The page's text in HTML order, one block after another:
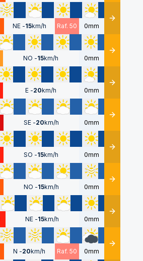
NE -15km/h Raf. 50 0mm Détails
NO -15km/h 0mm Détails
E -20km/h 0mm Détails
SE -20km/h 0mm Détails
SO -15km/h 0mm Détails
NO -15km/h 0mm Détails
NE -15km/h 0mm Détails
N -20km/h Raf. 50 0mm Détails